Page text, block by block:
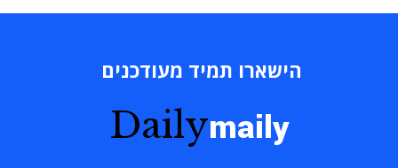
הישארו תמיד מעודכנים
Dailymaily